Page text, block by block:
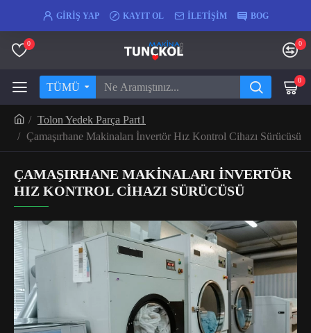
GIRIŞ YAP KAYIT OL İLETIŞIM BOG
0 0
TÜMÜ
0
Tolon Yedek Parça Part1
Çamaşırhane Makinaları İnvertör Hız Kontrol Cihazı Sürücüsü
ÇAMAŞIRHANE MAKINALARI İNVERTÖR
HIZ KONTROL CIHAZI SÜRÜCÜSÜ